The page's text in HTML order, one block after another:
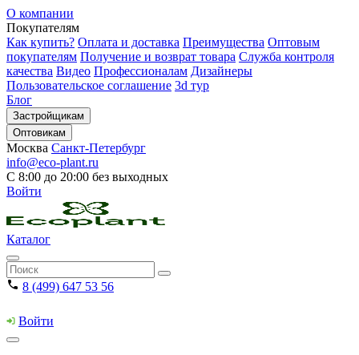
О компании
Покупателям
Как купить? Оплата и доставка Преимущества Оптовым
покупателям Получение и возврат товара Служба контроля
качества Видео Профессионалам Дизайнеры
Пользовательское соглашение 3d тур
Блог
Застройщикам
Оптовикам
Москва Санкт-Петербург
info@eco-plant.ru
С 8:00 до 20:00 без выходных
Войти
Каталог
8 (499) 647 53 56
Войти